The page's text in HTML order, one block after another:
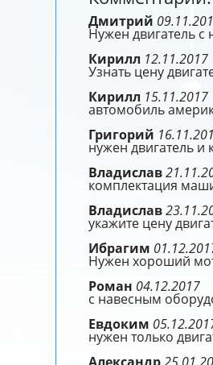
Дмитрий
Нужен двигатель
Кирилл 12.11.2017
Узнать цену
Кирилл 15.11.2017
автомобиль
Григорий
нужен двигатель и
Владислав
комплектация
Владислав
укажите цену
Ибрагим
Нужен хороший
Роман 04.12.2017
с навесным
Евдоким
нужен только